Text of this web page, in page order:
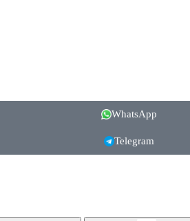
WhatsApp
Telegram